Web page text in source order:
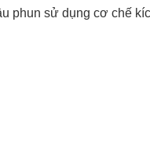
phun sử dụng cơ chế